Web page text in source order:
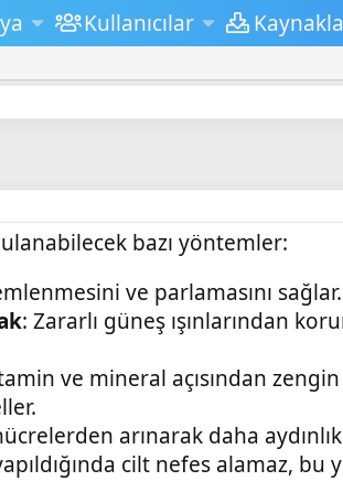
Kullanıcılar
bazı yöntemler:
ve parlamasını sağlar.
: Zararlı güneş ışınlarından
ve mineral açısından
arınarak daha
cilt nefes alamaz,